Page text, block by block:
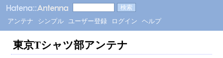
アンテナ シンプル ユーザー登録 ログイン ヘルプ
東京Tシャツ部アンテナ